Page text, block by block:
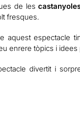
de les
fresques.
aquest espectacle
enrere tòpics i idees
divertit i